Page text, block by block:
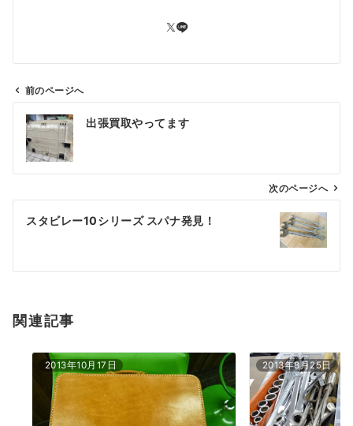
ン
前のページへ
出張買取やってます
次のページへ
スタビレー10シリーズ スパナ発見！
関連記事
2013年10月17日 2013年8月25日